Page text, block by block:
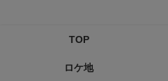
TOP
ロケ地